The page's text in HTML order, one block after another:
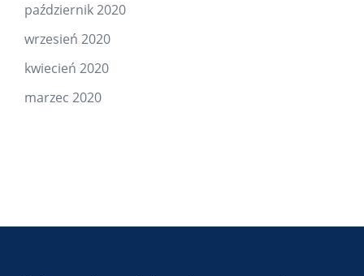
październik 2020
wrzesień 2020
kwiecień 2020
marzec 2020